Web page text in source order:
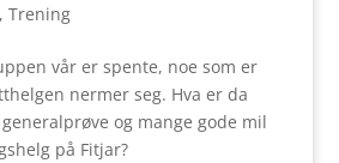
, Trening
vår er spente, noe som er
nermer seg. Hva er da
og mange gode mil
på Fitjar?